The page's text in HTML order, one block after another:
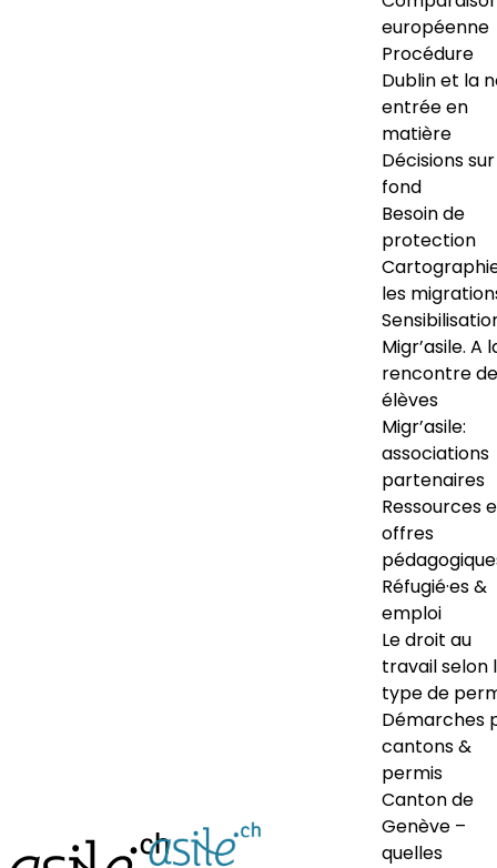
européenne
Procédure
Dublin et la
entrée en
matière
Décisions
fond
Besoin de
protection
les
Migr’asile. A
rencontre
élèves
Migr’asile:
associations
partenaires
Ressources
offres
Réfugié·es &
emploi
Le droit au
travail selon
type de
Démarches
cantons &
permis
Canton de
Genève –
quelles